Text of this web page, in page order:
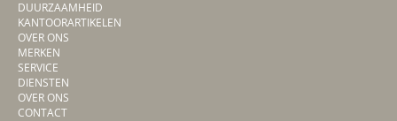
DUURZAAMHEID
KANTOORARTIKELEN
OVER ONS
MERKEN
SERVICE
DIENSTEN
OVER ONS
CONTACT